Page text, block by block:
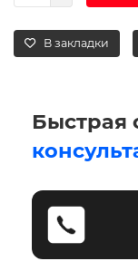
В закладки
Быстрая